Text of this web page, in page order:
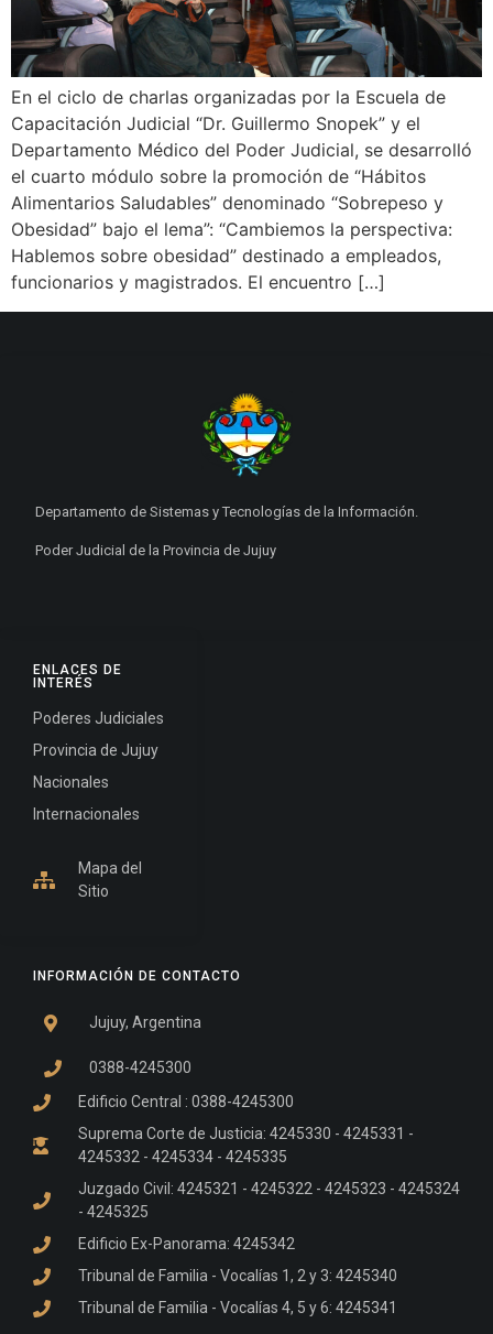
En el ciclo de charlas organizadas por la Escuela de
Capacitación Judicial “Dr. Guillermo Snopek” y el
Departamento Médico del Poder Judicial, se desarrolló
el cuarto módulo sobre la promoción de “Hábitos
Alimentarios Saludables” denominado “Sobrepeso y
Obesidad” bajo el lema”: “Cambiemos la perspectiva:
Hablemos sobre obesidad” destinado a empleados,
funcionarios y magistrados. El encuentro […]
INFORMACIÓN DE CONTACTO
Jujuy, Argentina
0388-4245300
Edificio Central : 0388-4245300
Suprema Corte de Justicia: 4245330 - 4245331 -
4245332 - 4245334 - 4245335
Juzgado Civil: 4245321 - 4245322 - 4245323 - 4245324
- 4245325
Edificio Ex-Panorama: 4245342
Tribunal de Familia - Vocalías 1, 2 y 3: 4245340
Tribunal de Familia - Vocalías 4, 5 y 6: 4245341
ENLACES DE
INTERÉS
Poderes Judiciales
Provincia de Jujuy
Nacionales
Internacionales
Mapa del
Sitio
Departamento de Sistemas y Tecnologías de la Información.
Poder Judicial de la Provincia de Jujuy